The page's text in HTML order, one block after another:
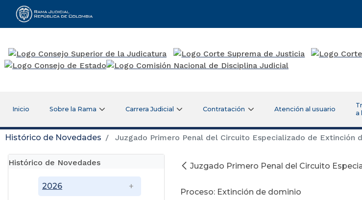
Rama Judicial
Inicio Sobre la Rama Carrera Judicial Contratación Atención al usuario
a
Histórico de Novedades Juzgado Primero Penal del Circuito Especializado de Extinción
Histórico de Novedades
2026
Juzgado Primero Penal del Circuito
Agosto 05
Proceso: Extinción de dominio